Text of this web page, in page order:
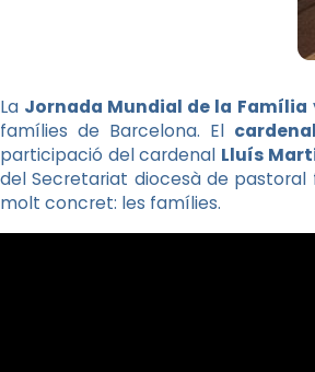
La Jornada Mundial de la Família
famílies de Barcelona. El
participació del cardenal Lluís
del Secretariat diocesà de pastoral
molt concret: les famílies.